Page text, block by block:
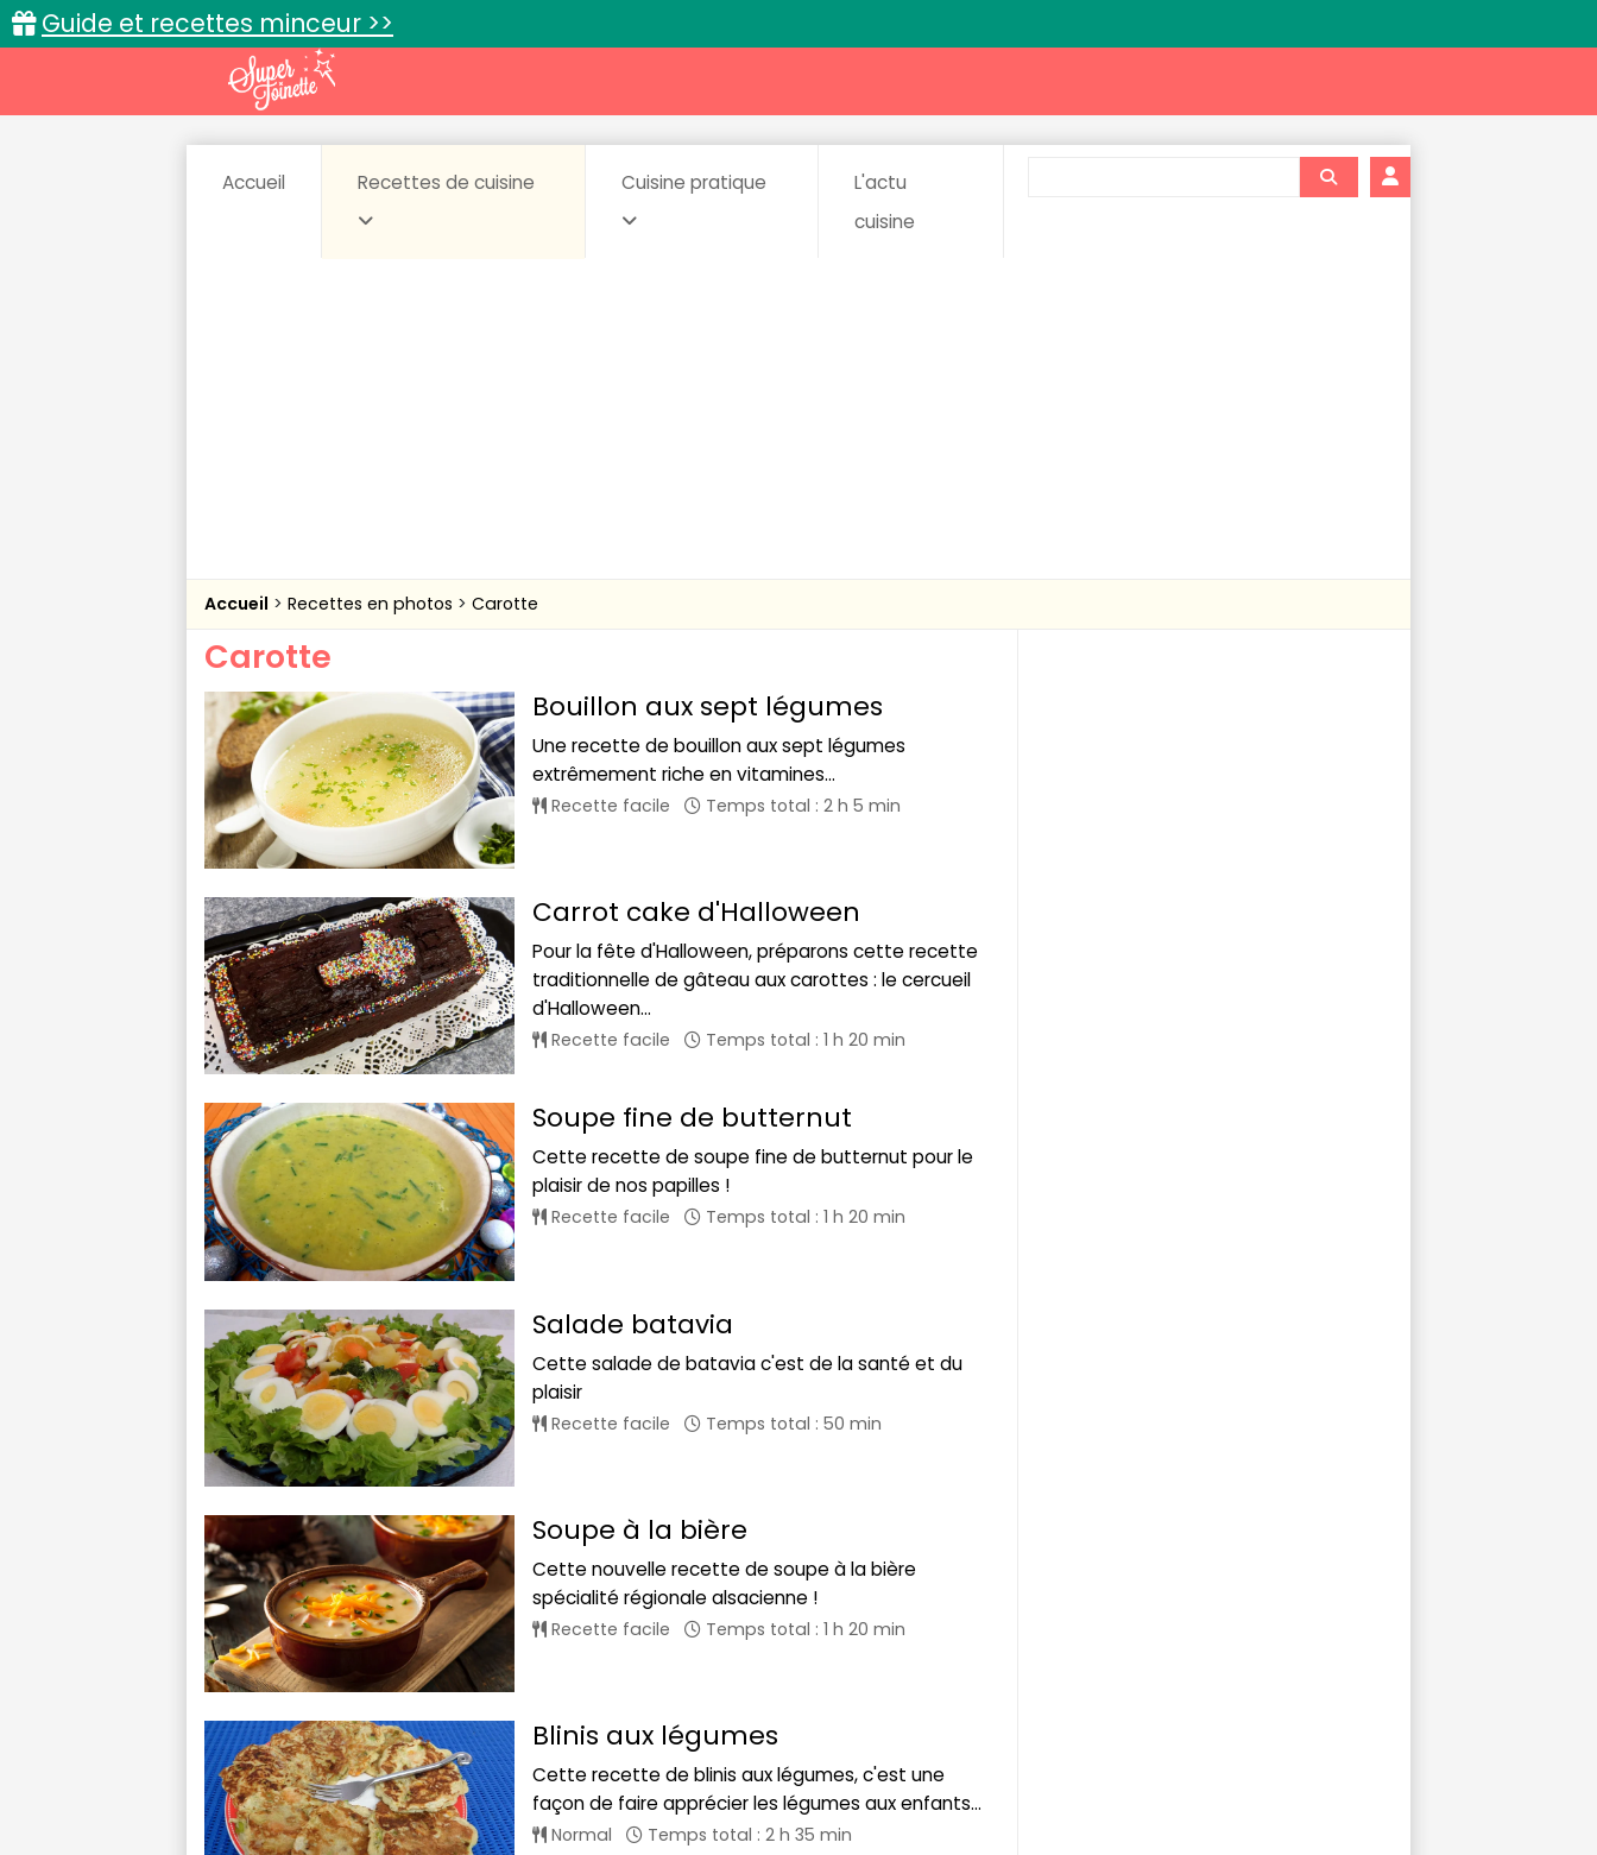
Guide et recettes minceur >>
Accueil Recettes de cuisine Cuisine pratique
L'actu
cuisine
Accueil Recettes en photos Carotte
Carotte
Bouillon aux sept légumes
Une recette de bouillon aux sept légumes
extrêmement riche en vitamines...
Recette facile Temps total : 2 h 5 min
Carrot cake d'Halloween
Pour la fête d'Halloween, préparons cette recette
traditionnelle de gâteau aux carottes : le cercueil
d'Halloween...
Recette facile Temps total : 1 h 20 min
Soupe fine de butternut
Cette recette de soupe fine de butternut pour le
plaisir de nos papilles !
Recette facile Temps total : 1 h 20 min
Salade batavia
Cette salade de batavia c'est de la santé et du
plaisir
Recette facile Temps total : 50 min
Soupe à la bière
Cette nouvelle recette de soupe à la bière
spécialité régionale alsacienne !
Recette facile Temps total : 1 h 20 min
Blinis aux légumes
Cette recette de blinis aux légumes, c'est une
façon de faire apprécier les légumes aux enfants...
Normal Temps total : 2 h 35 min